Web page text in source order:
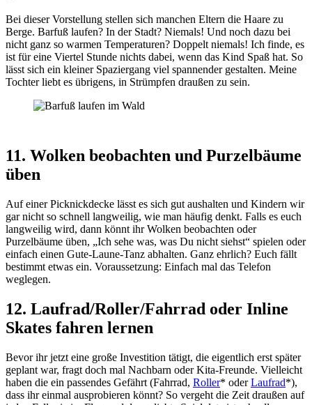
Bei dieser Vorstellung stellen sich manchen Eltern die Haare zu
Berge. Barfuß laufen? In der Stadt? Niemals! Und noch dazu bei
nicht ganz so warmen Temperaturen? Doppelt niemals! Ich finde, es
ist für eine Viertel Stunde nichts dabei, wenn das Kind Spaß hat. So
lässt sich ein kleiner Spaziergang viel spannender gestalten. Meine
Tochter liebt es übrigens, in Strümpfen draußen zu sein.
11. Wolken beobachten und Purzelbäume
üben
Auf einer Picknickdecke lässt es sich gut aushalten und Kindern wir
gar nicht so schnell langweilig, wie man häufig denkt. Falls es euch
langweilig wird, dann könnt ihr Wolken beobachten oder
Purzelbäume üben, „Ich sehe was, was Du nicht siehst“ spielen oder
einfach einen Gute-Laune-Tanz abhalten. Ganz ehrlich? Euch fällt
bestimmt etwas ein. Voraussetzung: Einfach mal das Telefon
weglegen.
12. Laufrad/Roller/Fahrrad oder Inline
Skates fahren lernen
Bevor ihr jetzt eine große Investition tätigt, die eigentlich erst später
geplant war, fragt doch mal Nachbarn oder Kita-Freunde. Vielleicht
haben die ein passendes Gefährt (Fahrrad, Roller* oderLaufrad*),
dass ihr einmal ausprobieren könnt? So vergeht die Zeit draußen auf